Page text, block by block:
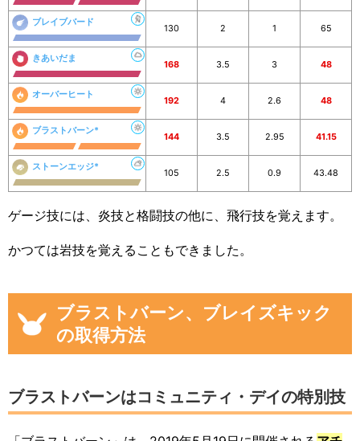
ブレイブバード
130 2 1 65
きあいだま
168 3.5 3 48
オーバーヒート
192 4 2.6 48
ブラストバーン*
144 3.5 2.95 41.15
ストーンエッジ*
105 2.5 0.9 43.48
ゲージ技には、炎技と格闘技の他に、飛行技を覚えます。
かつては岩技を覚えることもできました。
ブラストバーン、ブレイズキック
の取得方法
ブラストバーンはコミュニティ・デイの特別技